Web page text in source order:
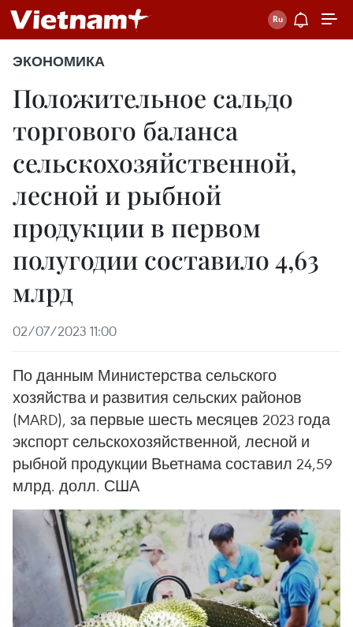
ЭКОНОМИКА
Положительное сальдо
торгового баланса
сельскохозяйственной,
лесной и рыбной
продукции в первом
полугодии составило 4,63
млрд
02/07/2023 11:00
По данным Министерства сельского
хозяйства и развития сельских районов
(MARD), за первые шесть месяцев 2023 года
экспорт сельскохозяйственной, лесной и
рыбной продукции Вьетнама составил 24,59
млрд. долл. США